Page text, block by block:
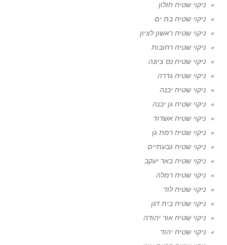
ניקוי שטיח חולון
ניקוי שטיח בת ים
ניקוי שטיח ראשון לציון
ניקוי שטיח רחובות
ניקוי שטיח נס ציונה
ניקוי שטיח גדרה
ניקוי שטיח יבנה
ניקוי שטיח גן יבנה
ניקוי שטיח אשדוד
ניקוי שטיח רמת גן
ניקוי שטיח גבעתיים
ניקוי שטיח באר יעקב
ניקוי שטיח רמלה
ניקוי שטיח לוד
ניקוי שטיח בית דגן
ניקוי שטיח אור יהודה
ניקוי שטיח יהוד